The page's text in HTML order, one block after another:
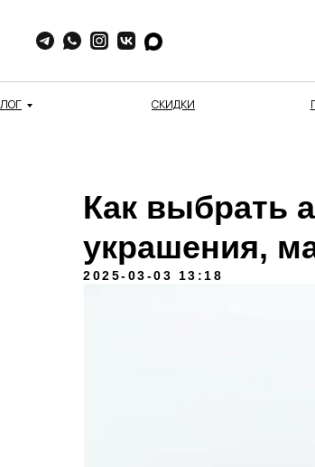
СКИДКИ
Как выбрать
украшения,
2025-03-03 13:18